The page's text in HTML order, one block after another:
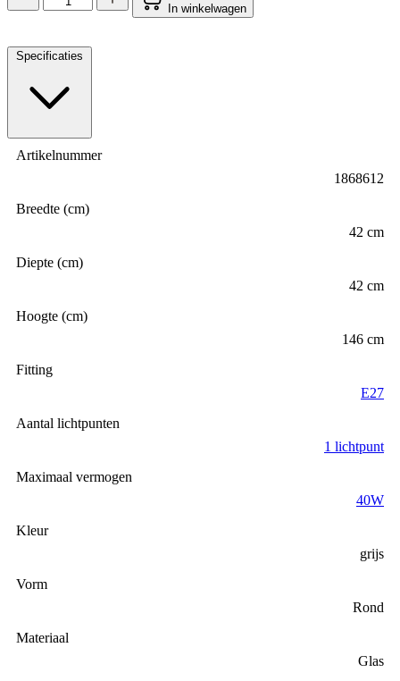
In winkelwagen
Specificaties
Artikelnummer
1868612
Breedte (cm)
42 cm
Diepte (cm)
42 cm
Hoogte (cm)
146 cm
Fitting
E27
Aantal lichtpunten
1 lichtpunt
Maximaal vermogen
40W
Kleur
grijs
Vorm
Rond
Materiaal
Glas